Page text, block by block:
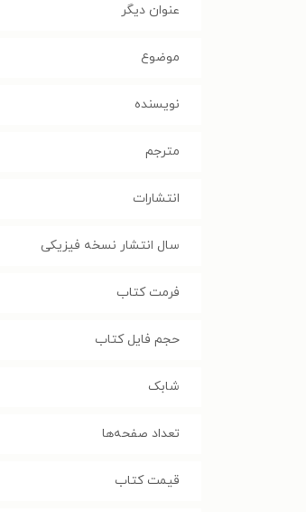
عنوان دیگر
موضوع
نویسنده
مترجم
انتشارات
سال انتشار نسخه فیزیکی
فرمت کتاب
حجم فایل کتاب
شابک
تعداد صفحه‌ها
قیمت کتاب